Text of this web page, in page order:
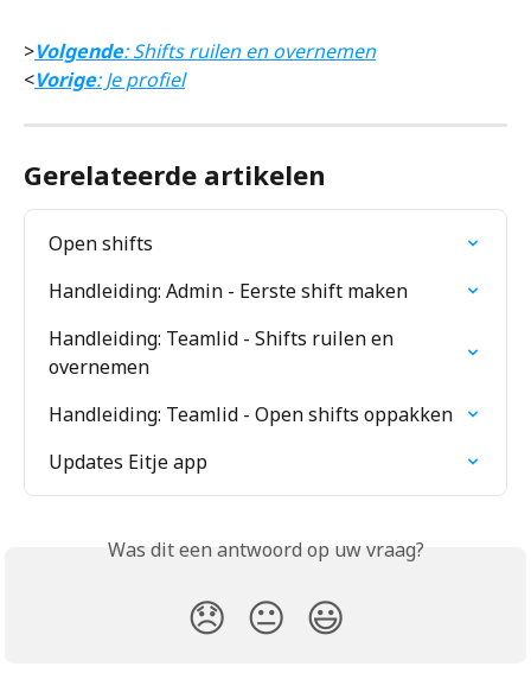
>Volgende: Shifts ruilen en overnemen
<Vorige: Je profiel
Gerelateerde artikelen
Open shifts
Handleiding: Admin - Eerste shift maken
Handleiding: Teamlid - Shifts ruilen en
overnemen
Handleiding: Teamlid - Open shifts oppakken
Updates Eitje app
Was dit een antwoord op uw vraag?
😞 😐 😃